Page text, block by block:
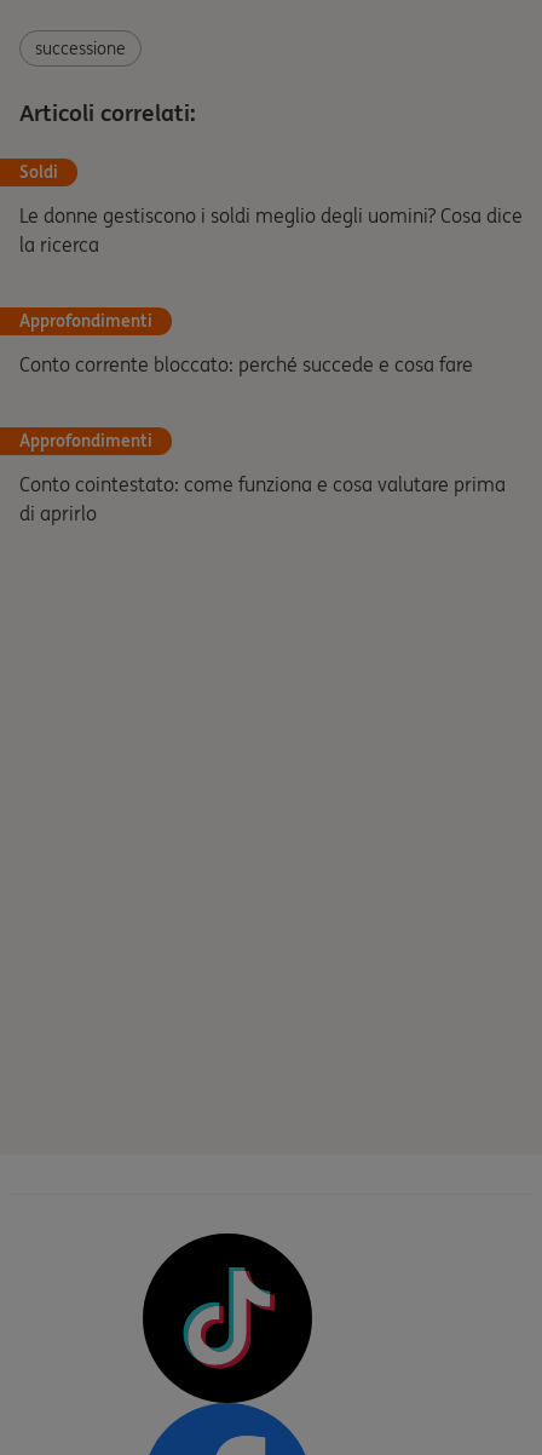
successione
Articoli correlati:
Soldi
Le donne gestiscono i soldi meglio degli uomini? Cosa dice
la ricerca
Approfondimenti
Conto corrente bloccato: perché succede e cosa fare
Approfondimenti
Conto cointestato: come funziona e cosa valutare prima
di aprirlo